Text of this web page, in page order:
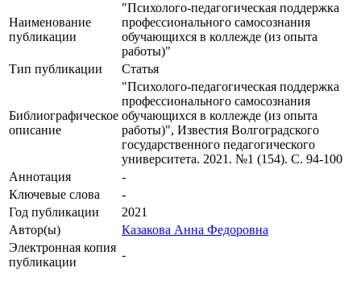
Наименование
публикации
"Психолого-педагогическая поддержка
профессионального самосознания
обучающихся в коллежде (из опыта
работы)"
Тип публикации
Статья
Библиографическое
описание
"Психолого-педагогическая поддержка
профессионального самосознания
обучающихся в коллежде (из опыта
работы)", Известия Волгоградского
государственного педагогического
университета. 2021. №1 (154). С. 94-100
Аннотация
-
Ключевые cлова
-
Год публикации
2021
Автор(ы)
Казакова Анна Федоровна
Электронная копия
публикации
-